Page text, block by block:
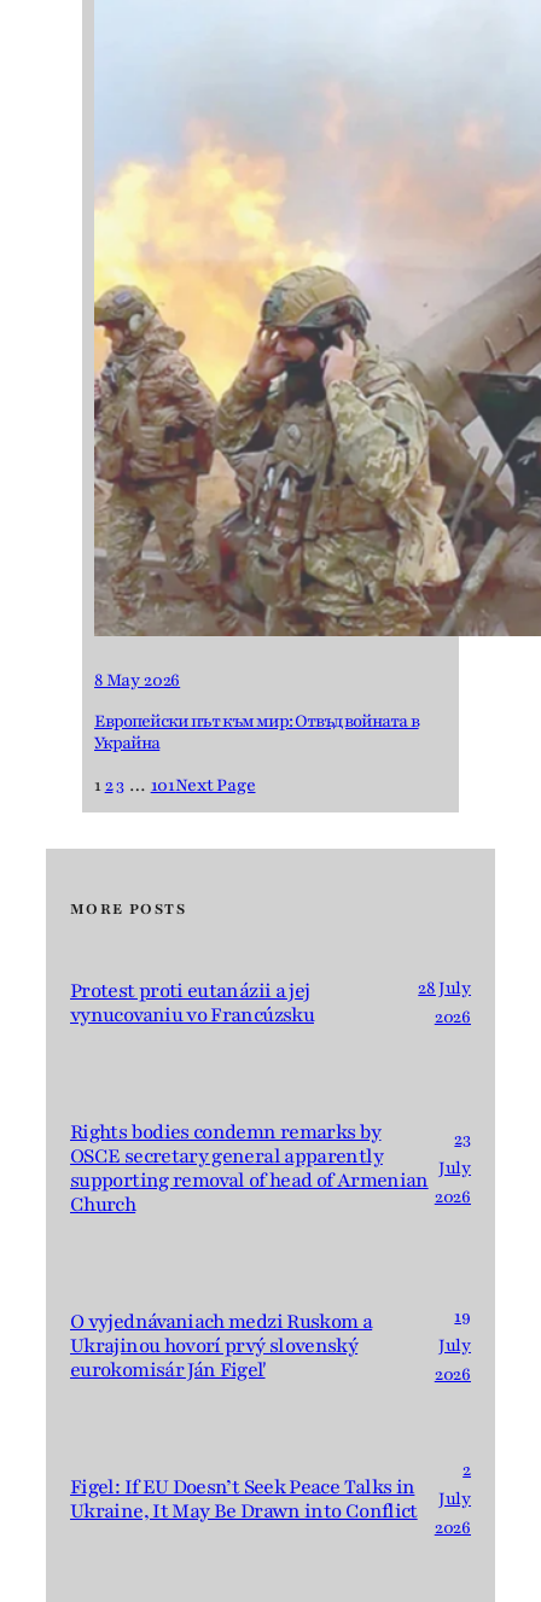
8 May 2026
Европейски път към мир: Отвъд войната в
Украйна
123 … 101Next Page
MORE POSTS
Protest proti eutanázii a jej
vynucovaniu vo Francúzsku
28 July
2026
Rights bodies condemn remarks by
OSCE secretary general apparently
supporting removal of head of Armenian
Church
23
July
2026
O vyjednávaniach medzi Ruskom a
Ukrajinou hovorí prvý slovenský
eurokomisár Ján Figeľ
19
July
2026
Figel: If EU Doesn’t Seek Peace Talks in
Ukraine, It May Be Drawn into Conflict
2
July
2026